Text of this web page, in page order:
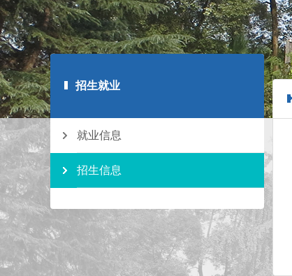
招生就业
就业信息
招生信息